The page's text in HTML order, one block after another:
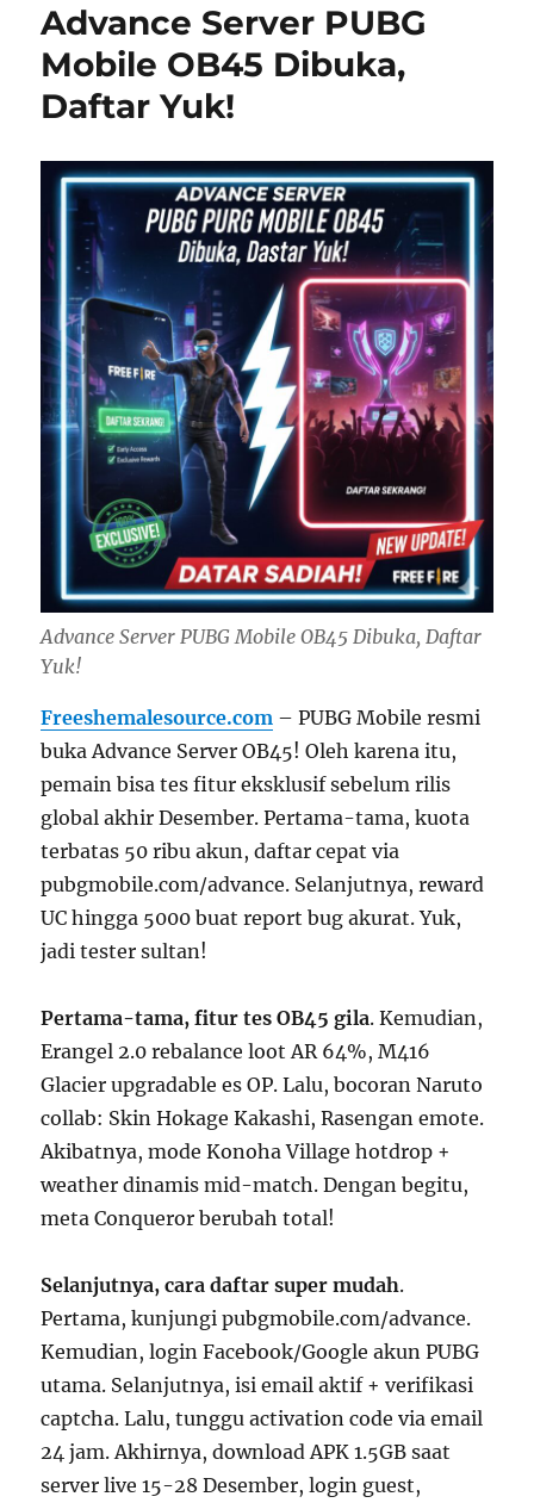
Advance Server PUBG
Mobile OB45 Dibuka,
Daftar Yuk!
Advance Server PUBG Mobile OB45 Dibuka, Daftar
Yuk!
Freeshemalesource.com – PUBG Mobile resmi
buka Advance Server OB45! Oleh karena itu,
pemain bisa tes fitur eksklusif sebelum rilis
global akhir Desember. Pertama-tama, kuota
terbatas 50 ribu akun, daftar cepat via
pubgmobile.com/advance. Selanjutnya, reward
UC hingga 5000 buat report bug akurat. Yuk,
jadi tester sultan!
Pertama-tama, fitur tes OB45 gila. Kemudian,
Erangel 2.0 rebalance loot AR 64%, M416
Glacier upgradable es OP. Lalu, bocoran Naruto
collab: Skin Hokage Kakashi, Rasengan emote.
Akibatnya, mode Konoha Village hotdrop +
weather dinamis mid-match. Dengan begitu,
meta Conqueror berubah total!
Selanjutnya, cara daftar super mudah.
Pertama, kunjungi pubgmobile.com/advance.
Kemudian, login Facebook/Google akun PUBG
utama. Selanjutnya, isi email aktif + verifikasi
captcha. Lalu, tunggu activation code via email
24 jam. Akhirnya, download APK 1.5GB saat
server live 15-28 Desember, login guest,